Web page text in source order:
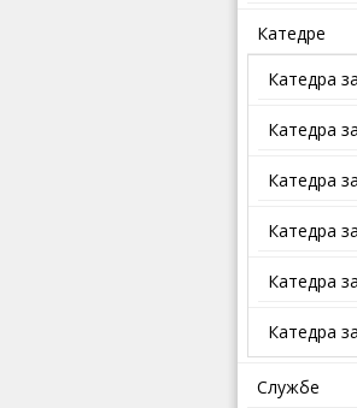
Катедре
Катедра
Катедра
Катедра
Катедра
Катедра
Катедра
Службе